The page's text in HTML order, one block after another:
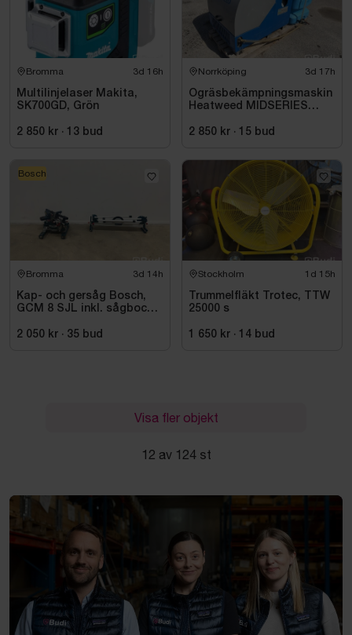
Bromma 3d 16h
Multilinjelaser Makita,
SK700GD, Grön
2 850 kr · 13 bud
Norrköping 3d 17h
Ogräsbekämpningsmaskin
Heatweed MIDSERIES
2 850 kr · 15 bud
Bromma 3d 14h
Kap- och gersåg Bosch,
GCM 8 SJL inkl. sågbock
2 050 kr · 35 bud
Bosch
Stockholm 1d 15h
Trummelfläkt Trotec, TTW
25000 s
1 650 kr · 14 bud
Visa fler objekt
12 av 124 st